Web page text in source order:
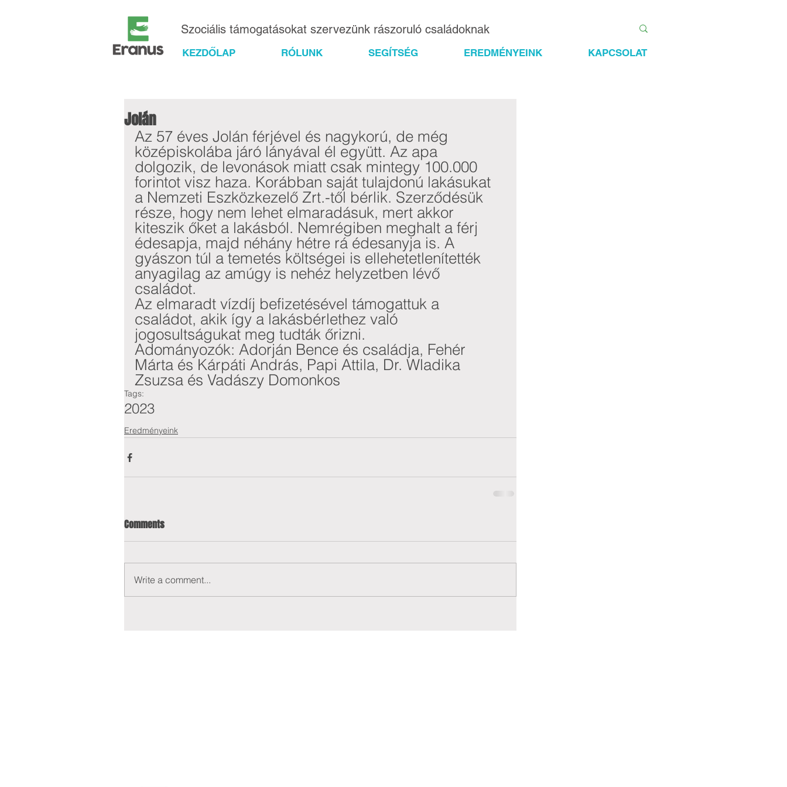
Szociális támogatásokat szervezünk rászoruló családoknak
KEZDŐLAP RÓLUNK SEGÍTSÉG EREDMÉNYEINK KAPCSOLAT
Jolán
Az 57 éves Jolán férjével és nagykorú, de még
középiskolába járó lányával él együtt. Az apa
dolgozik, de levonások miatt csak mintegy 100.000
forintot visz haza. Korábban saját tulajdonú lakásukat
a Nemzeti Eszközkezelő Zrt.-től bérlik. Szerződésük
része, hogy nem lehet elmaradásuk, mert akkor
kiteszik őket a lakásból. Nemrégiben meghalt a férj
édesapja, majd néhány hétre rá édesanyja is. A
gyászon túl a temetés költségei is ellehetetlenítették
anyagilag az amúgy is nehéz helyzetben lévő
családot.
Az elmaradt vízdíj befizetésével támogattuk a
családot, akik így a lakásbérlethez való
jogosultságukat meg tudták őrizni.
Adományozók: Adorján Bence és családja, Fehér
Márta és Kárpáti András, Papi Attila, Dr. Wladika
Zsuzsa és Vadászy Domonkos
Tags:
2023
Eredményeink
Comments
Write a comment...